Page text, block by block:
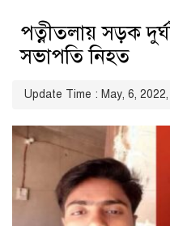
পত্নীতলায় সড়ক
সভাপতি নিহত
Update Time : May, 6,